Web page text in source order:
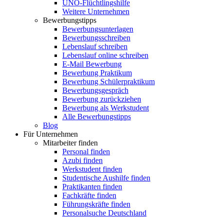
UNO-Flüchtlingshilfe
Weitere Unternehmen
Bewerbungstipps
Bewerbungsunterlagen
Bewerbungsschreiben
Lebenslauf schreiben
Lebenslauf online schreiben
E-Mail Bewerbung
Bewerbung Praktikum
Bewerbung Schülerpraktikum
Bewerbungsgespräch
Bewerbung zurückziehen
Bewerbung als Werkstudent
Alle Bewerbungstipps
Blog
Für Unternehmen
Mitarbeiter finden
Personal finden
Azubi finden
Werkstudent finden
Studentische Aushilfe finden
Praktikanten finden
Fachkräfte finden
Führungskräfte finden
Personalsuche Deutschland